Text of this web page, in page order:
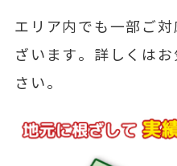
エリア内でも一部ご
ざいます。詳しくは
さい。